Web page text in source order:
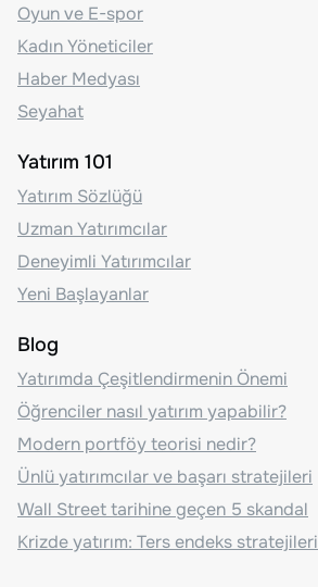
Oyun ve E-spor
Kadın Yöneticiler
Haber Medyası
Seyahat
Yatırım 101
Yatırım Sözlüğü
Uzman Yatırımcılar
Deneyimli Yatırımcılar
Yeni Başlayanlar
Blog
Yatırımda Çeşitlendirmenin Önemi
Öğrenciler nasıl yatırım yapabilir?
Modern portföy teorisi nedir?
Ünlü yatırımcılar ve başarı stratejileri
Wall Street tarihine geçen 5 skandal
Krizde yatırım: Ters endeks stratejileri